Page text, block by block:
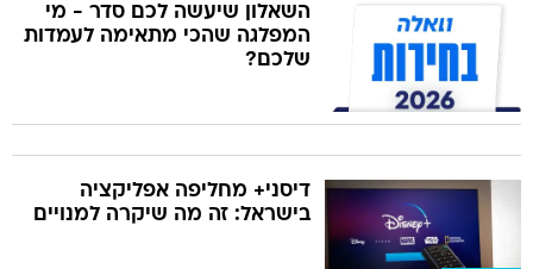
השאלון שיעשה לכם סדר - מי
המפלגה שהכי מתאימה לעמדות
שלכם?
דיסני+ מחליפה אפליקציה
בישראל: זה מה שיקרה למנויים